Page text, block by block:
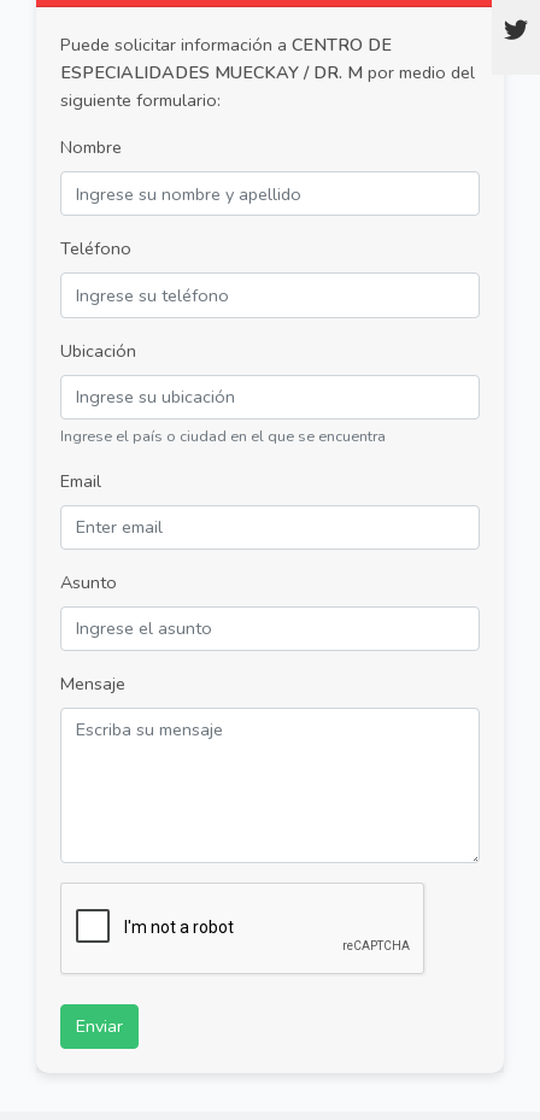
Puede solicitar información a CENTRO DE
ESPECIALIDADES MUECKAY / DR. M por medio del
siguiente formulario:
Nombre
Teléfono
Ubicación
Ingrese el país o ciudad en el que se encuentra
Email
Asunto
Mensaje
Enviar